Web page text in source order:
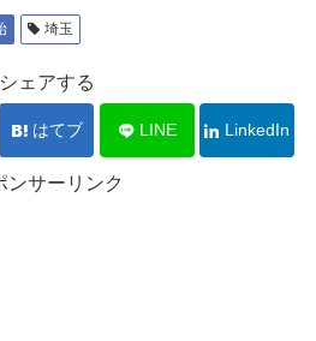
埼玉
シェアする
はてブ LINE LinkedIn
ンサーリンク